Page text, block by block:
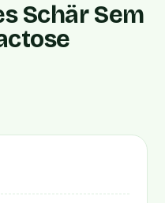
Schär Sem